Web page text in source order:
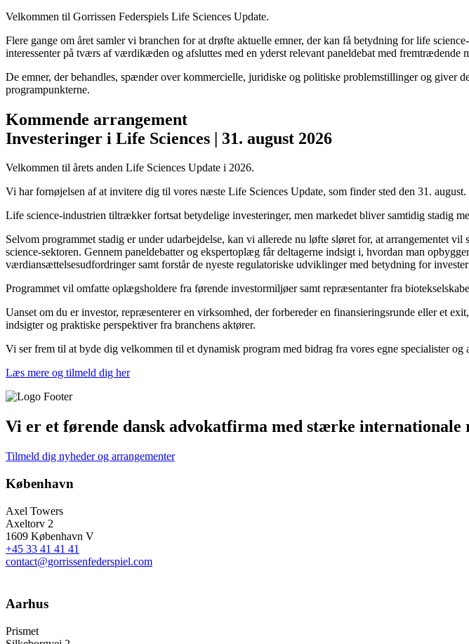
Velkommen til Gorrissen Federspiels Life Sciences Update.
Flere gange om året samler vi branchen for at drøfte aktuelle emner, der kan få betydning for life
interessenter på tværs af værdikæden og afsluttes med en yderst relevant paneldebat med fremtrædende
De emner, der behandles, spænder over kommercielle, juridiske og politiske problemstillinger og
programpunkterne.
Kommende arrangement
Investeringer i Life Sciences | 31. august 2026
Velkommen til årets anden Life Sciences Update i 2026.
Vi har fornøjelsen af at invitere dig til vores næste Life Sciences Update, som finder sted den 31. august.
Life science-industrien tiltrækker fortsat betydelige investeringer, men markedet bliver samtidig stadig
Selvom programmet stadig er under udarbejdelse, kan vi allerede nu løfte sløret for, at arrangementet
science-sektoren. Gennem paneldebatter og ekspertoplæg får deltagerne indsigt i, hvordan man
værdiansættelsesudfordringer samt forstår de nyeste regulatoriske udviklinger med betydning for
Programmet vil omfatte oplægsholdere fra førende investormiljøer samt repræsentanter fra
Uanset om du er investor, repræsenterer en virksomhed, der forbereder en finansieringsrunde eller et
indsigter og praktiske perspektiver fra branchens aktører.
Vi ser frem til at byde dig velkommen til et dynamisk program med bidrag fra vores egne specialister
Læs mere og tilmeld dig her
Vi er et førende dansk advokatfirma med stærke internationale
Tilmeld dig nyheder og arrangementer
København
Axel Towers
Axeltorv 2
1609 København V
+45 33 41 41 41
contact@gorrissenfederspiel.com
Aarhus
Prismet